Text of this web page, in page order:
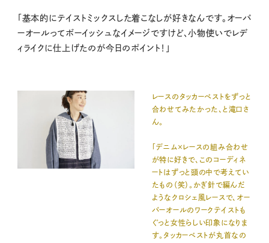
「基本的にテイストミックスした着こなしが好きなんです。オーバ
ーオールってボーイッシュなイメージですけど、小物使いでレデ
ィライクに仕上げたのが今日のポイント！」
レースのタッカーベストをずっと
合わせてみたかった、と滝口さ
ん。
「デニム×レースの組み合わせ
が特に好きで、このコーディネ
ートはずっと頭の中で考えてい
たもの（笑）。かぎ針で編んだ
ようなクロシェ風レースで、オー
バーオールのワークテイストも
ぐっと女性らしい印象になりま
す。タッカーベストが丸首なの